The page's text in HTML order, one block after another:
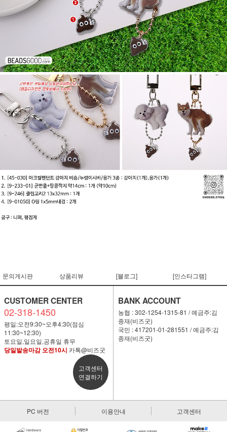
문의게시판 상품리뷰 [블로그] [인스타그램]
CUSTOMER CENTER
02-318-1450
평일:오전9:30~오후4:30(점심
11:30~12:30)
토요일,일요일,공휴일 휴무
당일발송마감 오전10시 카톡@비즈굿
고객센터
연결하기
BANK ACCOUNT
농협 : 302-1254-1315-81 / 예금주:김
종재(비즈굿)
국민 : 417201-01-281551 / 예금주:김
종재(비즈굿)
PC 버전 이용안내 고객센터